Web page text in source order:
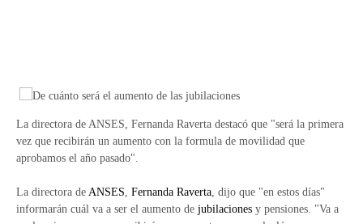
La directora de ANSES, Fernanda Raverta destacó que "será la primera
vez que recibirán un aumento con la formula de movilidad que
aprobamos el año pasado".
La directora de ANSES, Fernanda Raverta, dijo que "en estos días"
informarán cuál va a ser el aumento de jubilaciones y pensiones. "Va a